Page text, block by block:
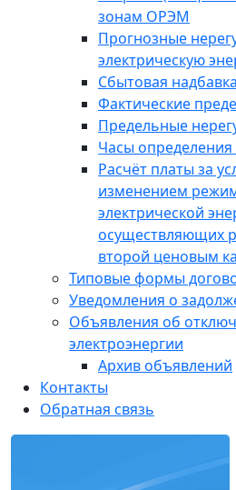
зонам ОРЭМ
Прогнозные
электрическую
Сбытовая
Фактические
Предельные
Часы
Расчёт платы за
изменением
электрической
осуществляющих
второй ценовым
Типовые формы
Уведомления о
Объявления об
электроэнергии
Архив объявлений
Контакты
Обратная связь